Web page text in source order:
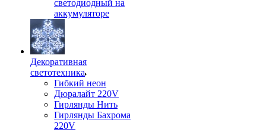
светодиодный на
аккумуляторе
Декоративная
светотехника
Гибкий неон
Дюралайт 220V
Гирлянды Нить
Гирлянды Бахрома
220V